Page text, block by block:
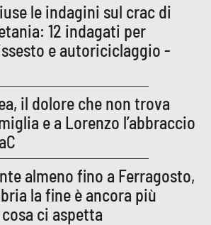
Grippo
le indagini sul crac di
12 indagati per
e autoriciclaggio -
il dolore che non trova
e a Lorenzo l’abbraccio
almeno fino a Ferragosto,
la fine è ancora più
ci aspetta